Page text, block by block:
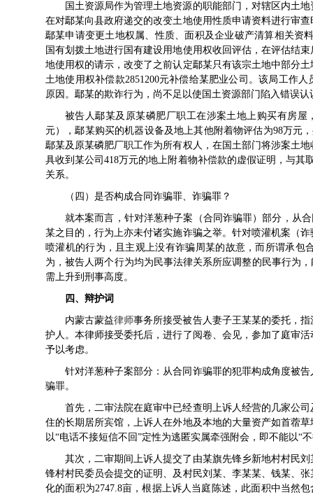
国土资源局作为管理土地资源的职能部门，对辖区内土
在对鄢某向县政府递交的改变土地使用性质申请资料进行审
鄢某申请变更土地权属、性质、面积及企业破产清算相关资
国有划拨土地进行国有建设用地使用权收回评估，在评估结
地使用权的请示，改变了之前认定鄢某只有该宗土地中部分
土地使用权补偿款2851200元补偿给某肥业公司。该局工作
原因。鄢某的欺诈行为，尚不足以使国土资源部门陷入错误认
被告人鄢某及原某磷肥厂职工在涉案土地上购买有房屋
元），鄢某购买的机器设备及地上其他附着物评估为98万元
鄢某及原某磷肥厂职工作为所有权人，在国土部门将涉案土
具收到某公司418万元的地上附着物补偿款的虚假证明，与其
关系。
（四）是否构成合同诈骗罪、诈骗罪？
就本案而言，针对洋葱种子案（合同诈骗罪）部分，从
某之目的，行为上亦未付诸实施诈骗之举。针对喷灌机案（
喷灌机的行为，且主观上没有诈骗周某的故意，而所谓承
为，被告人两个行为均为民事法律关系所应调整的民事行为
需上升到刑事高度。
四、辩护词
内蒙古蒙益律师事务所接受被告人妻子王某某的委托，
护人。本律师接受委托后，进行了阅卷、会见，参加了庭审
予以考虑。
针对洋葱种子案部分：从合同诈骗罪的犯罪构成角度被
骗罪。
首先，二审法院在庭审中已经查明上诉人经营的几家公
住的长期居所宾馆，上诉人在外地及本地的大量资产如首蓿
以“电话不接短信不回”定性为逃匿实属牵强附会，即不能以“
其次，二审期间上诉人提交了由某旗先锋乡新地村村民
锋村村民委员会提交的证明、及村民刘某、李某某、钱某、
化的面积为2747.8亩，根据上诉人当庭陈述，此面积中当然